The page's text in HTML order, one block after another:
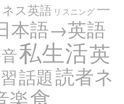
ス英語 リスニング 一
本語→英語
私生活英
話題読者ネ
楽食